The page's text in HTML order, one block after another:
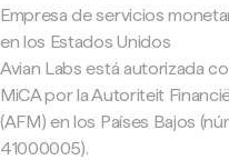
Empresa de servicios
en los Estados Unidos
Avian Labs está autorizada
MiCA por la Autoriteit
(AFM) en los Países Bajos
41000005).